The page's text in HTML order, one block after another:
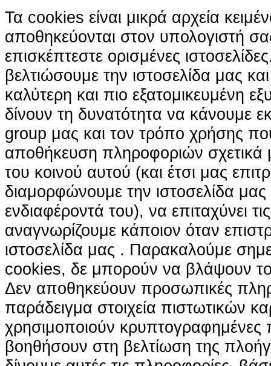
Τα cookies είναι μικρά αρχεία
αποθηκεύονται στον υπολογιστή
επισκέπτεστε ορισμένες
βελτιώσουμε την ιστοσελίδα μας
καλύτερη και πιο εξατομικευμένη
δίνουν τη δυνατότητα να κάνουμε
group μας και τον τρόπο χρήσης
αποθήκευση πληροφοριών σχετικά
του κοινού αυτού (και έτσι μας
διαμορφώνουμε την ιστοσελίδα
ενδιαφέροντά του), να επιταχύνει
αναγνωρίζουμε κάποιον όταν
ιστοσελίδα μας . Παρακαλούμε
cookies, δε μπορούν να βλάψουν
Δεν αποθηκεύουν προσωπικές
παράδειγμα στοιχεία πιστωτικών
χρησιμοποιούν κρυπτογραφημένες
βοηθήσουν στη βελτίωση της